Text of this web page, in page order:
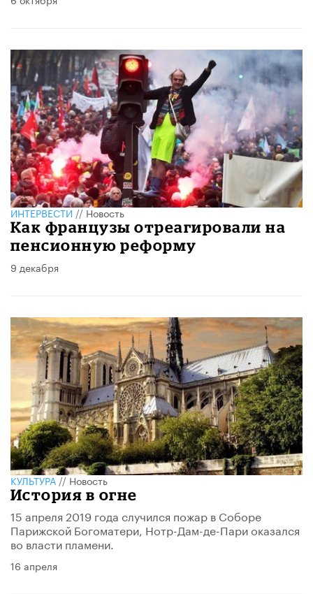
ИНТЕРВЕСТИ//Новость
Как французы отреагировали на
пенсионную реформу
9 декабря
КУЛЬТУРА//Новость
История в огне
15 апреля 2019 года случился пожар в Соборе
Парижской Богоматери, Нотр-Дам-де-Пари оказался
во власти пламени.
16 апреля